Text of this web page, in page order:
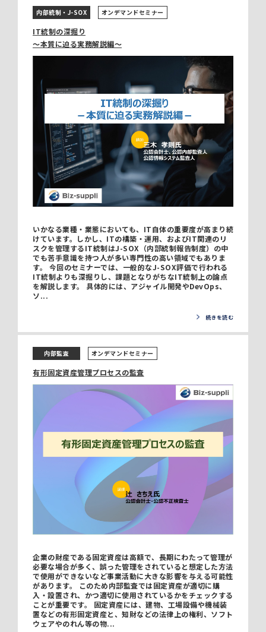
内部統制・J-SOX オンデマンドセミナー
IT統制の深掘り
～本質に迫る実務解説編～
いかなる業種・業態においても、IT自体の重要度が高まり続
けています。しかし、ITの構築・運用、およびIT関連のリ
スクを管理するIT統制はJ-SOX（内部統制報告制度）の中
でも苦手意識を持つ人が多い専門性の高い領域でもありま
す。 今回のセミナーでは、一般的なJ-SOX評価で行われる
IT統制よりも深掘りし、課題となりがちなIT統制上の論点
を解説します。 具体的には、アジャイル開発やDevOps、
ソ...
続きを読む
内部監査 オンデマンドセミナー
有形固定資産管理プロセスの監査
企業の財産である固定資産は高額で、長期にわたって管理が
必要な場合が多く、誤った管理をされていると想定した方法
で使用ができないなど事業活動に大きな影響を与える可能性
があります。 このため内部監査では固定資産が適切に購
入・設置され、かつ適切に使用されているかをチェックする
ことが重要です。 固定資産には、建物、工場設備や機械装
置などの有形固定資産と、知財などの法律上の権利、ソフト
ウェアやのれん等の物...